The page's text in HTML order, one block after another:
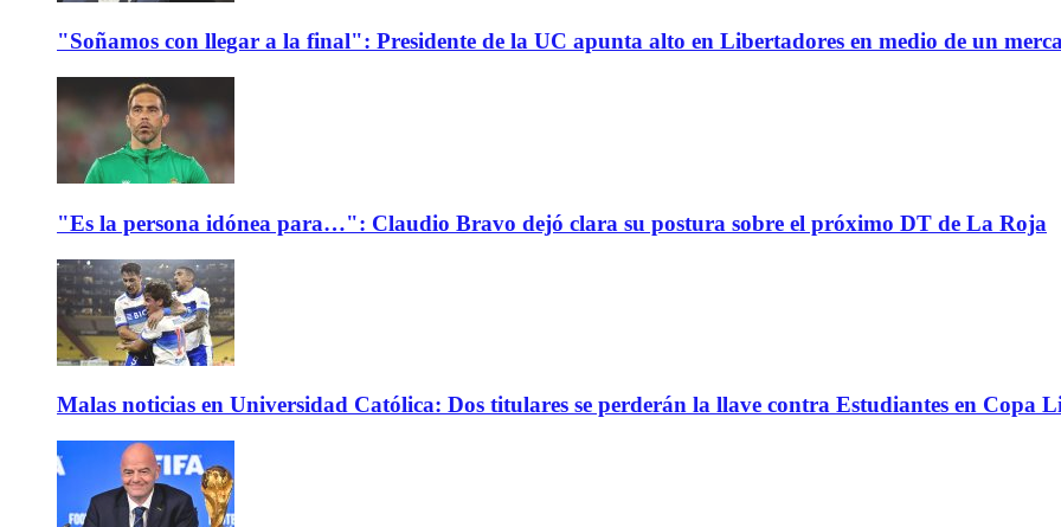
"Soñamos con llegar a la final": Presidente de la UC apunta alto en Libertadores en medio de un
"Es la persona idónea para…": Claudio Bravo dejó clara su postura sobre el próximo DT de La Roja
Malas noticias en Universidad Católica: Dos titulares se perderán la llave contra Estudiantes en Copa